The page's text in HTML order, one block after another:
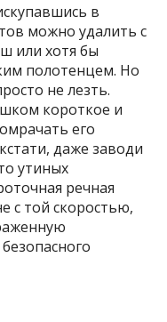
в
можно удалить с
или хотя бы
полотенцем. Но
не лезть.
короткое и
его
даже заводи
утиных
речная
с той скоростью,